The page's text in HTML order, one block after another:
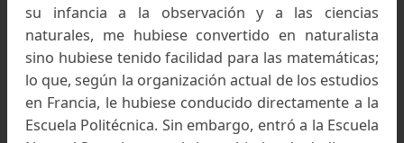
Colección de la familia Lliboutry, del libro El hombre
que descifró los glaciares
Primera etapa de estudios y
especialización en física